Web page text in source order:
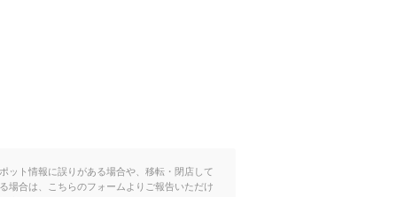
ット情報に誤りがある場合や、移転・閉店して
場合は、こちらのフォームよりご報告いただけ